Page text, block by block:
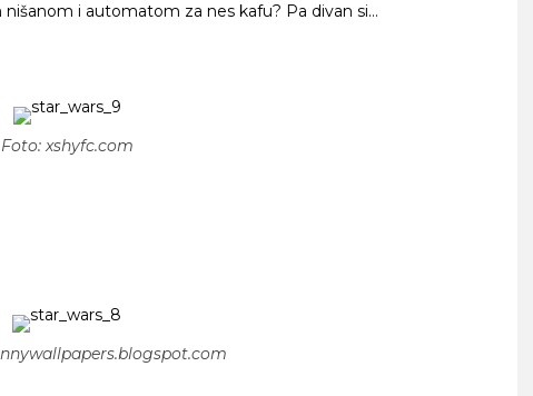
i automatom za nes kafu? Pa divan si…
Foto: xshyfc.com
ZLATNOG SRCA